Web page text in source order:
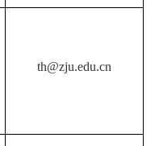
th@zju.edu.cn